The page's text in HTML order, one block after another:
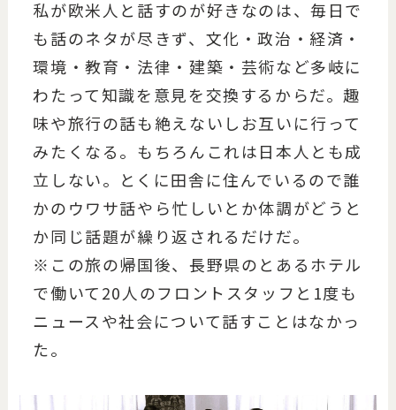
私が欧米人と話すのが好きなのは、毎日で
も話のネタが尽きず、文化・政治・経済・
環境・教育・法律・建築・芸術など多岐に
わたって知識を意見を交換するからだ。趣
味や旅行の話も絶えないしお互いに行って
みたくなる。もちろんこれは日本人とも成
立しない。とくに田舎に住んでいるので誰
かのウワサ話やら忙しいとか体調がどうと
か同じ話題が繰り返されるだけだ。
※この旅の帰国後、長野県のとあるホテル
で働いて20人のフロントスタッフと1度も
ニュースや社会について話すことはなかっ
た。